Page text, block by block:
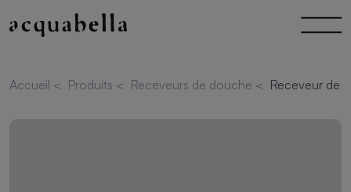
Accueil < Produits < Receveurs de douche < Receveur de